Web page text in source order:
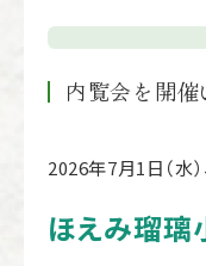
内覧会を開
2026年7月1日（水）
ほえみ瑠璃